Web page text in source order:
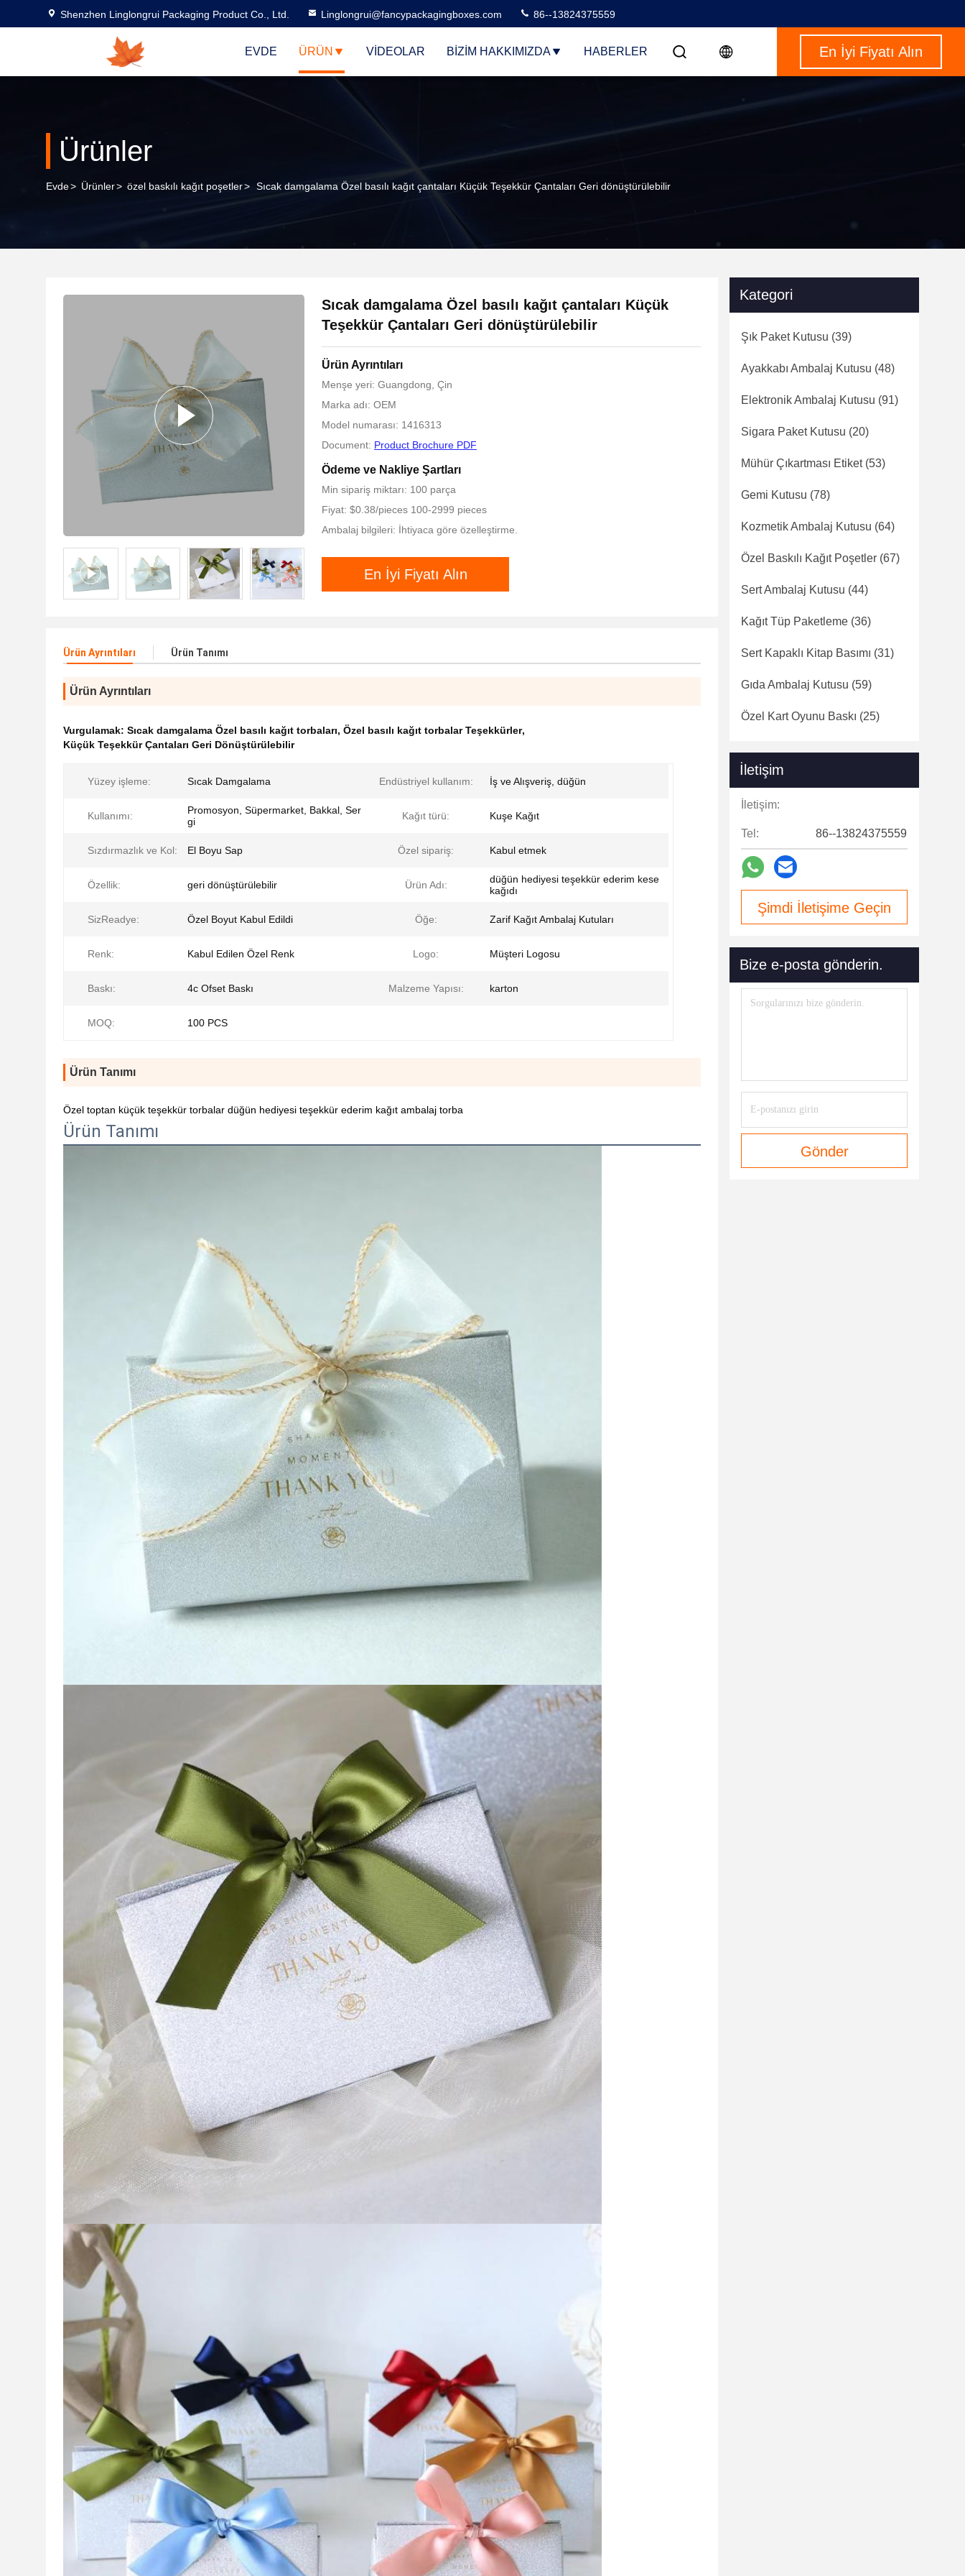
Mesaj bırakın
Sizi yakında arayacağız!
Shenzhen Linglongrui Packaging Product Co., Ltd. Linglongrui@fancypackagingboxes.com 86--13824375559
EVDE ÜRÜN VIDEOLAR BIZIM HAKKIMIZDA HABERLER En İyi Fiyatı Alın
Ürünler
Evde> Ürünler> özel baskılı kağıt poşetler> Sıcak damgalama Özel basılı kağıt çantaları Küçük Teşekkür Çantaları Geri dönüştürülebilir
Sıcak damgalama Özel basılı kağıt çantaları Küçük
Teşekkür Çantaları Geri dönüştürülebilir
Ürün Ayrıntıları
Menşe yeri: Guangdong, Çin
Marka adı: OEM
Model numarası: 1416313
Document: Product Brochure PDF
Ödeme ve Nakliye Şartları
Min sipariş miktarı: 100 parça
Fiyat: $0.38/pieces 100-2999 pieces
Ambalaj bilgileri: İhtiyaca göre özelleştirme.
En İyi Fiyatı Alın
Ürün Ayrıntıları Ürün Tanımı
Ürün Ayrıntıları
Vurgulamak: Sıcak damgalama Özel basılı kağıt torbaları, Özel basılı kağıt torbalar Teşekkürler,
Küçük Teşekkür Çantaları Geri Dönüştürülebilir
Yüzey işleme: Sıcak Damgalama Endüstriyel kullanım: İş ve Alışveriş, düğün
Kullanımı:
Promosyon, Süpermarket, Bakkal, Ser
gi
Kağıt türü: Kuşe Kağıt
Sızdırmazlık ve Kol: El Boyu Sap Özel sipariş: Kabul etmek
Özellik: geri dönüştürülebilir Ürün Adı:
düğün hediyesi teşekkür ederim kese
kağıdı
SizReadye: Özel Boyut Kabul Edildi Öğe: Zarif Kağıt Ambalaj Kutuları
Renk: Kabul Edilen Özel Renk Logo: Müşteri Logosu
Baskı: 4c Ofset Baskı Malzeme Yapısı: karton
MOQ: 100 PCS
Ürün Tanımı
Özel toptan küçük teşekkür torbalar düğün hediyesi teşekkür ederim kağıt ambalaj torba
Ürün Tanımı
Kategori
Şık Paket Kutusu (39)
Ayakkabı Ambalaj Kutusu (48)
Elektronik Ambalaj Kutusu (91)
Sigara Paket Kutusu (20)
Mühür Çıkartması Etiket(53)
Gemi Kutusu (78)
Kozmetik Ambalaj Kutusu (64)
Özel Baskılı Kağıt Poşetler (67)
Sert Ambalaj Kutusu (44)
Kağıt Tüp Paketleme (36)
Sert Kapaklı Kitap Basımı (31)
Gıda Ambalaj Kutusu (59)
Özel Kart Oyunu Baskı (25)
İletişim
İletişim:
Tel: 86--13824375559
Şimdi İletişime Geçin
Bize e-posta gönderin.
Gönder